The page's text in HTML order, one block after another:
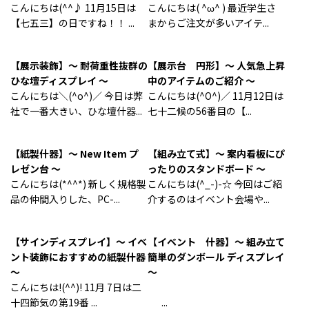
こんにちは(^^♪ 11月15日は
【七五三】の日ですね！！ ...
こんにちは( ^ω^ ) 最近学生さ
まからご注文が多いアイテ...
【展示装飾】～ 耐荷重性抜群の
ひな壇ディスプレイ ～
こんにちは＼(^o^)／ 今日は弊
社で一番大きい、ひな壇什器...
【展示台 円形】～ 人気急上昇
中のアイテムのご紹介 ～
こんにちは(^O^)／ 11月12日は
七十二候の56番目の【...
【紙製什器】～ New Item プ
レゼン台 ～
こんにちは(*^^*) 新しく規格製
品の仲間入りした、PC-...
【組み立て式】～ 案内看板にぴ
ったりのスタンドボード ～
こんにちは(^_-)-☆ 今回はご紹
介するのはイベント会場や...
【サインディスプレイ】～ イベ
ント装飾におすすめの紙製什器
～
こんにちは!(^^)! 11月 7日は二
十四節気の第19番 ...
【イベント 什器】～ 組み立て
簡単のダンボール ディスプレイ
～
...